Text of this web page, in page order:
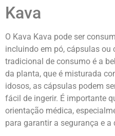
Kava
O Kava Kava pode ser
incluindo em pó, cápsulas
tradicional de consumo é a
da planta, que é misturada
idosos, as cápsulas podem
fácil de ingerir. É importante
orientação médica,
para garantir a segurança e a